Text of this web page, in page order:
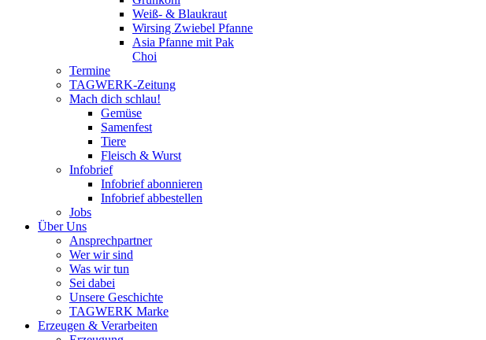
Weiß- & Blaukraut
Wirsing Zwiebel Pfanne
Asia Pfanne mit Pak
Choi
Termine
TAGWERK-Zeitung
Mach dich schlau!
Gemüse
Samenfest
Tiere
Fleisch & Wurst
Infobrief
Infobrief abonnieren
Infobrief abbestellen
Jobs
Über Uns
Ansprechpartner
Wer wir sind
Was wir tun
Sei dabei
Unsere Geschichte
TAGWERK Marke
Erzeugen & Verarbeiten